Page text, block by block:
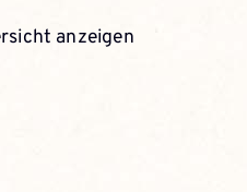
anzeigen